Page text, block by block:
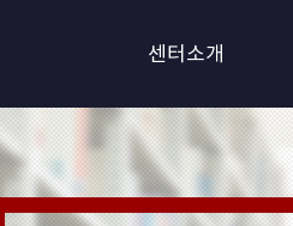
센터소개